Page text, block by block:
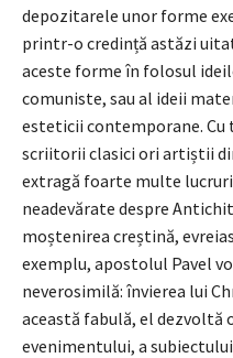
depozitarele unor forme
printr-o credință astăzi
aceste forme în folosul
comuniste, sau al ideii
esteticii contemporane.
scriitorii clasici ori artiștii
extragă foarte multe
neadevărate despre
moștenirea creștină,
exemplu, apostolul Pavel
neverosimilă: învierea lui
această fabulă, el dezvoltă
evenimentului, a